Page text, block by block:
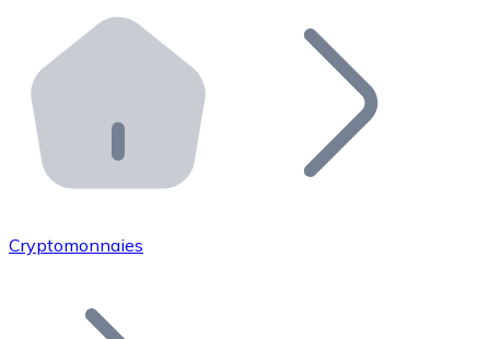
Distributeurs automatiques Bitnovo
Intégrez un ATM Bitnovo dans votre entreprise et
API Bitnovo
Intégrez notre API dans votre écosystème.
Rejoignez notre réseau de distributeurs et
Ajoutez le token de votre projet à notre service
Cryptomonnaies